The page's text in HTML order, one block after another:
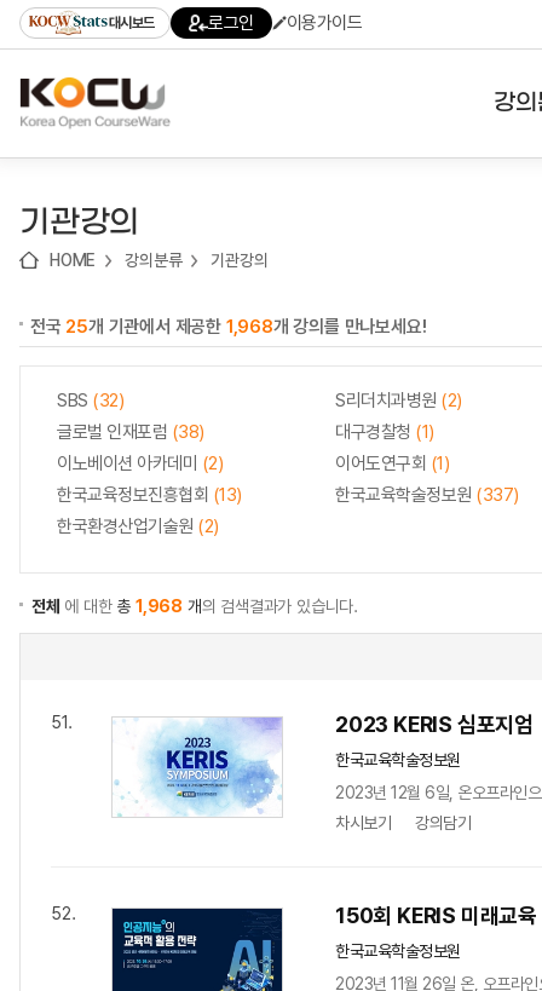
기
기
기
content)
가
대시보드 로그인 이용가이드
강
기관강의
HOME 강의분류 기관강의
전국 25개 기관에서 제공한 1,968개 강의를 만나보세요!
SBS (32) S리더치과병원 (2)
글로벌 인재포럼 (38) 대구경찰청 (1)
이노베이션 아카데미 (2) 이어도연구회 (1)
한국교육정보진흥협회 (13) 한국교육학술정보원 (337)
한국환경산업기술원 (2)
전체 에 대한총1,968 개의 검색결과가 있습니다.
51. 2023 KERIS 심포지엄
한국교육학술정보원
2023년 12월 6일, 온오프라인
차시보기
강의담기
52. 150회 KERIS 미래교육
한국교육학술정보원
2023년 11월 26일 온, 오프라